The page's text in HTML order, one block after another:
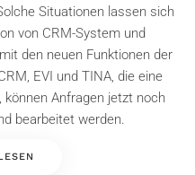
Situationen lassen sich
von CRM-System und
den neuen Funktionen der
EVI und TINA, die eine
können Anfragen jetzt noch
bearbeitet werden.